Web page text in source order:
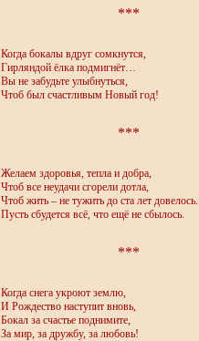
***
Когда бокалы вдруг сомкнутся,
Гирляндой ёлка подмигнёт…
Вы не забудьте улыбнуться,
Чтоб был счастливым Новый год!
***
Желаем здоровья, тепла и добра,
Чтоб все неудачи сгорели дотла,
Чтоб жить – не тужить до ста лет довелось.
Пусть сбудется всё, что ещё не сбылось.
***
Когда снега укроют землю,
И Рождество наступит вновь,
Бокал за счастье поднимите,
За мир, за дружбу, за любовь!